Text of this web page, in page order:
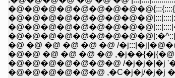
�@�@�@�@�@�@�@ /�j�j�|�j
�@�@�@�@�@�@ ,�C�j�j/�j�j